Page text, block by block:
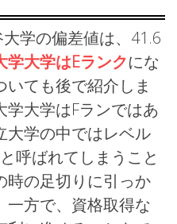
学の偏差値は、41.6
学大学はEランクにな
いても後で紹介しま
大学はFランではあ
大学の中ではレベル
呼ばれてしまうこと
時の足切りに引っか
一方で、資格取得な